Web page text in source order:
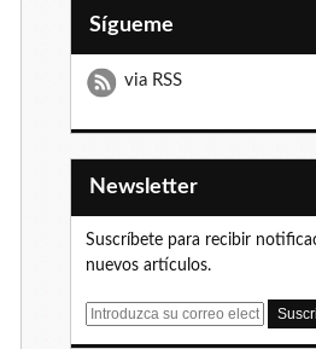
Sígueme
via RSS
Newsletter
Suscríbete para recibir
nuevos artículos.
E